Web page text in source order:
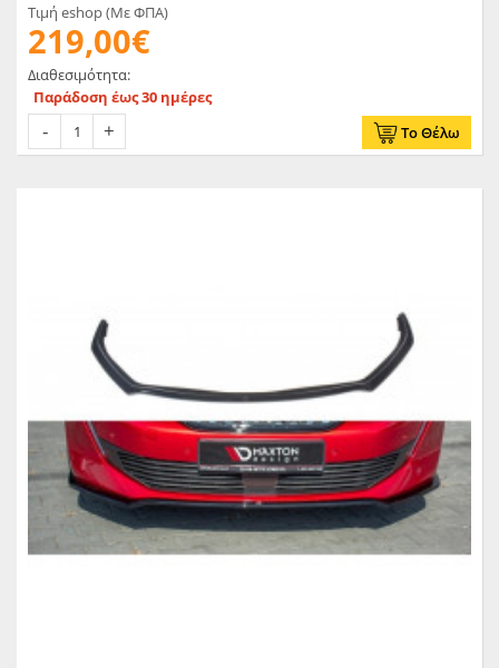
Τιμή eshop (Με ΦΠΑ)
219,00€
Διαθεσιμότητα:
Παράδοση έως 30 ημέρες
Το Θέλω